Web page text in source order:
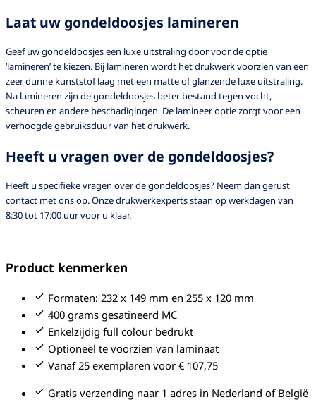
Laat uw gondeldoosjes lamineren
Geef uw gondeldoosjes een luxe uitstraling door voor de optie
‘lamineren’ te kiezen. Bij lamineren wordt het drukwerk voorzien van een
zeer dunne kunststof laag met een matte of glanzende luxe uitstraling.
Na lamineren zijn de gondeldoosjes beter bestand tegen vocht,
scheuren en andere beschadigingen. De lamineer optie zorgt voor een
verhoogde gebruiksduur van het drukwerk.
Heeft u vragen over de gondeldoosjes?
Heeft u specifieke vragen over de gondeldoosjes? Neem dan gerust
contact met ons op. Onze drukwerkexperts staan op werkdagen van
8:30 tot 17:00 uur voor u klaar.
Product kenmerken
Formaten: 232 x 149 mm en 255 x 120 mm
400 grams gesatineerd MC
Enkelzijdig full colour bedrukt
Optioneel te voorzien van laminaat
Vanaf 25 exemplaren voor € 107,75
Gratis verzending naar 1 adres in Nederland of België